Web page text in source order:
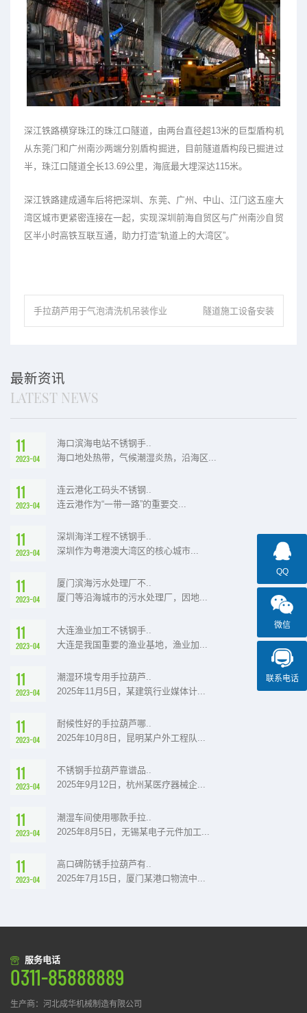
深江铁路横穿珠江的珠江口隧道，由两台直径超13米的巨型盾构机
从东莞门和广州南沙两端分别盾构掘进，目前隧道盾构段已掘进过
半，珠江口隧道全长13.69公里，海底最大埋深达115米。
深江铁路建成通车后将把深圳、东莞、广州、中山、江门这五座大
湾区城市更紧密连接在一起，实现深圳前海自贸区与广州南沙自贸
区半小时高铁互联互通，助力打造“轨道上的大湾区”。
手拉葫芦用于气泡清洗机吊装作业 隧道施工设备安装
最新资讯
LATEST NEWS
11
2023-04
海口滨海电站不锈钢手..
海口地处热带，气候潮湿炎热，沿海区...
11
2023-04
连云港化工码头不锈钢..
连云港作为“一带一路”的重要交...
11
2023-04
深圳海洋工程不锈钢手..
深圳作为粤港澳大湾区的核心城市...
11
2023-04
厦门滨海污水处理厂不..
厦门等沿海城市的污水处理厂，因地...
11
2023-04
大连渔业加工不锈钢手..
大连是我国重要的渔业基地，渔业加...
11
2023-04
潮湿环境专用手拉葫芦..
2025年11月5日，某建筑行业媒体计...
11
2023-04
耐候性好的手拉葫芦哪..
2025年10月8日，昆明某户外工程队...
11
2023-04
不锈钢手拉葫芦靠谱品..
2025年9月12日，杭州某医疗器械企...
11
2023-04
潮湿车间使用哪款手拉..
2025年8月5日，无锡某电子元件加工...
11
2023-04
高口碑防锈手拉葫芦有..
2025年7月15日，厦门某港口物流中...
服务电话
0311-85888889
生产商：河北成华机械制造有限公司
QQ
微信
联系电话